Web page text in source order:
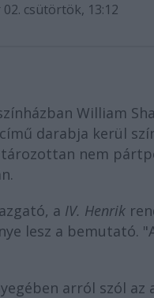
csütörtök, 13:12
William
darabja kerül
nem
a IV. Henrik
lesz a bemutató.
arról szól